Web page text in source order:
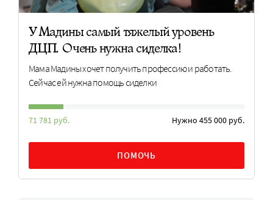
У Мадины самый тяжелый уровень
ДЦП. Очень нужна сиделка!
Мама Мадины хочет получить профессию и работать.
Сейчас ей нужна помощь сиделки
71 781 руб. Нужно 455 000 руб.
ПОМОЧЬ